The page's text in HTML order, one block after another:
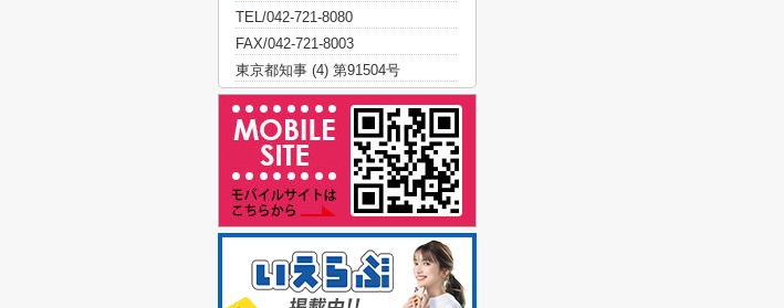
TEL/042-721-8080
FAX/042-721-8003
東京都知事 (4) 第91504号